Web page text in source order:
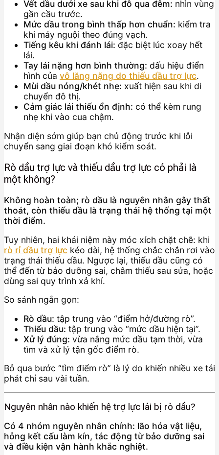
Vết dầu dưới xe sau khi đỗ qua đêm: nhìn vùng
gần cầu trước.
Mức dầu trong bình thấp hơn chuẩn: kiểm tra
khi máy nguội theo đúng vạch.
Tiếng kêu khi đánh lái: đặc biệt lúc xoay hết
lái.
Tay lái nặng hơn bình thường: dấu hiệu điển
hình của vô lăng nặng do thiếu dầu trợ lực.
Mùi dầu nóng/khét nhẹ: xuất hiện sau khi di
chuyển đô thị.
Cảm giác lái thiếu ổn định: có thể kèm rung
nhẹ khi vào cua chậm.
Nhận diện sớm giúp bạn chủ động trước khi lỗi
chuyển sang giai đoạn khó kiểm soát.
Rò dầu trợ lực và thiếu dầu trợ lực có phải là
một không?
Không hoàn toàn; rò dầu là nguyên nhân gây thất
thoát, còn thiếu dầu là trạng thái hệ thống tại một
thời điểm.
Tuy nhiên, hai khái niệm này móc xích chặt chẽ: khi
rò rỉ dầu trợ lực kéo dài, hệ thống chắc chắn rơi vào
trạng thái thiếu dầu. Ngược lại, thiếu dầu cũng có
thể đến từ bảo dưỡng sai, châm thiếu sau sửa, hoặc
dùng sai quy trình xả khí.
So sánh ngắn gọn:
Rò dầu: tập trung vào “điểm hở/đường rò”.
Thiếu dầu: tập trung vào “mức dầu hiện tại”.
Xử lý đúng: vừa nâng mức dầu tạm thời, vừa
tìm và xử lý tận gốc điểm rò.
Bỏ qua bước “tìm điểm rò” là lý do khiến nhiều xe tái
phát chỉ sau vài tuần.
Nguyên nhân nào khiến hệ trợ lực lái bị rò dầu?
Có 4 nhóm nguyên nhân chính: lão hóa vật liệu,
hỏng kết cấu làm kín, tác động từ bảo dưỡng sai
và điều kiện vận hành khắc nghiệt.